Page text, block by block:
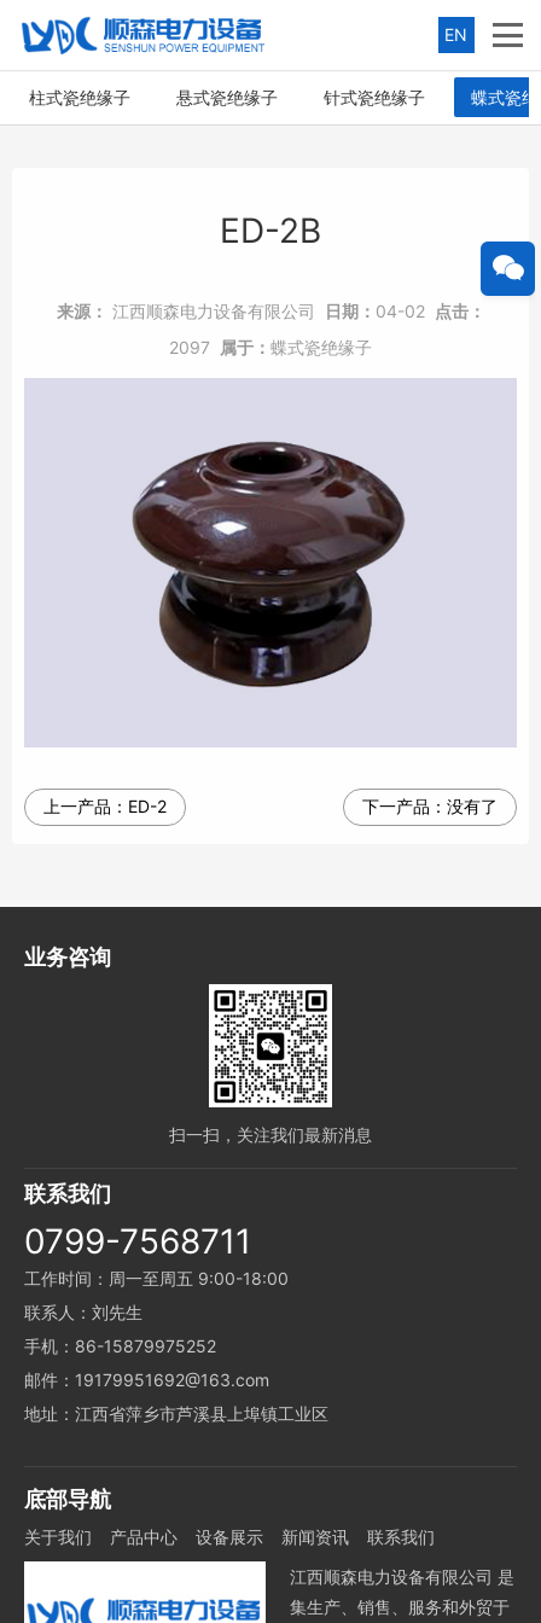
EN
柱式瓷绝缘子 悬式瓷绝缘子 针式瓷绝缘子 蝶式瓷
ED-2B
来源： 江西顺森电力设备有限公司 日期： 04-02 点击：
2097
属于： 蝶式瓷绝缘子
上一产品： ED-2 下一产品： 没有了
业务咨询
扫一扫，关注我们最新消息
联系我们
0799-7568711
工作时间：周一至周五 9:00-18:00
联系人：刘先生
手机：86-15879975252
邮件：19179951692@163.com
地址：江西省萍乡市芦溪县上埠镇工业区
底部导航
关于我们 产品中心 设备展示 新闻资讯
联系我们
江西顺森电力设备有限公司 是
集生产、销售、服务和外贸于